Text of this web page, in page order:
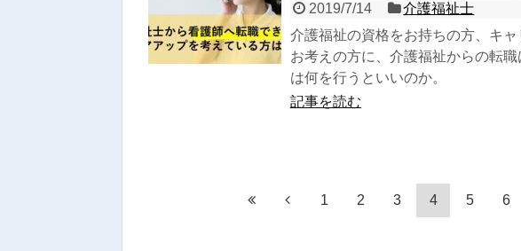
2019/7/14
介護福祉士
介護福祉の資格をお持ちの方、キ
お考えの方に、介護福祉からの転
は何を行うといいのか。
記事を読む
1 2 3 4 5 6